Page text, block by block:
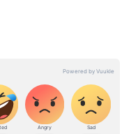
ಆಟ, ಹಬ್ಬದ
ಸಂಭ್ರಮ,